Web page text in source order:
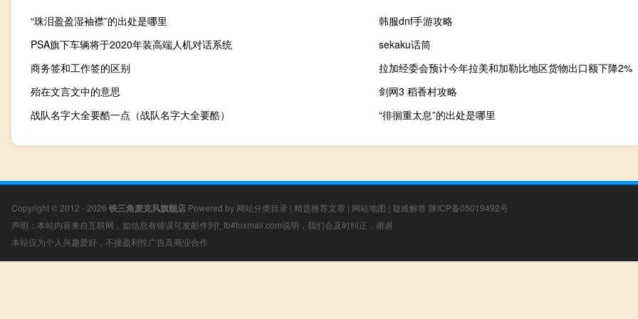
“珠泪盈盈湿袖襟”的出处是哪里
韩服dnf手游攻略
PSA旗下车辆将于2020年装高端人机对话系统
sekaku话筒
商务签和工作签的区别
拉加经委会预计今年拉美和加勒比地区货物出口额下降2%
殆在文言文中的意思
剑网3 稻香村攻略
战队名字大全要酷一点（战队名字大全要酷）
“徘徊重太息”的出处是哪里
Copyright © 2012 - 2026 铁三角麦克风旗舰店 Powered by 网站分类目录 | 精选推荐文章 | 网站地图 | 疑难解答 陕ICP备05019492号
声明：本站内容来自互联网，如信息有错误可发邮件到f_fb#foxmail.com说明，我们会及时纠正，谢谢
本站仅为个人兴趣爱好，不接盈利性广告及商业合作